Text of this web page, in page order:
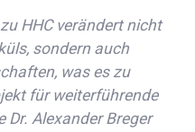
HHC verändert nicht
sondern auch
was es zu
für weiterführende
Dr. Alexander Breger